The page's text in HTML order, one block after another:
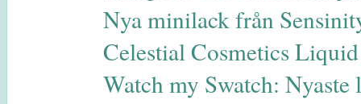
Nya minilack från
Celestial Cosmetics
Watch my Swatch: Nyaste